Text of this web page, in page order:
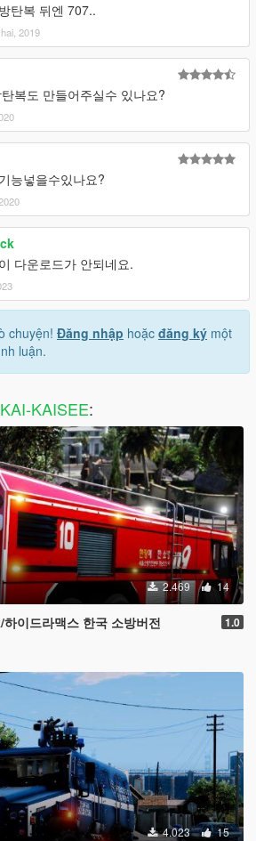
탄복 뒤엔 707..
2019
복도 만들어주실수 있나요?
능넣을수있나요?
다운로드가 안되네요.
chuyện! Đăng nhập hoặc đăng ký một
luận.
KAISEE:
2.469 14
이드라맥스 한국 소방버전 1.0
4.023 15